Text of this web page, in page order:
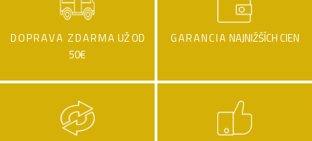
DOPRAVA ZDARMA UŽ OD
50€
GARANCIA NAJNIŽŠÍCH CIEN